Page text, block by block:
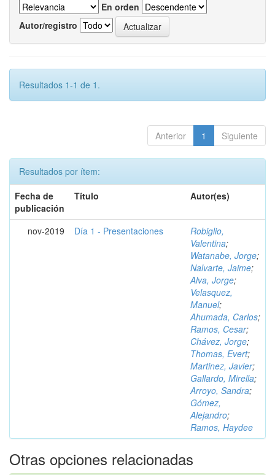
En orden
Autor/registro
Resultados 1-1 de 1.
Anterior 1 Siguiente
Resultados por ítem:
Fecha de
publicación
Título Autor(es)
nov-2019 Día 1 - Presentaciones
Robiglio,
Valentina;
Watanabe, Jorge;
Nalvarte, Jaime;
Alva, Jorge;
Velasquez,
Manuel;
Ahumada, Carlos;
Ramos, Cesar;
Chávez, Jorge;
Thomas, Evert;
Martinez, Javier;
Gallardo, Mirella;
Arroyo, Sandra;
Gómez,
Alejandro;
Ramos, Haydee
Otras opciones relacionadas